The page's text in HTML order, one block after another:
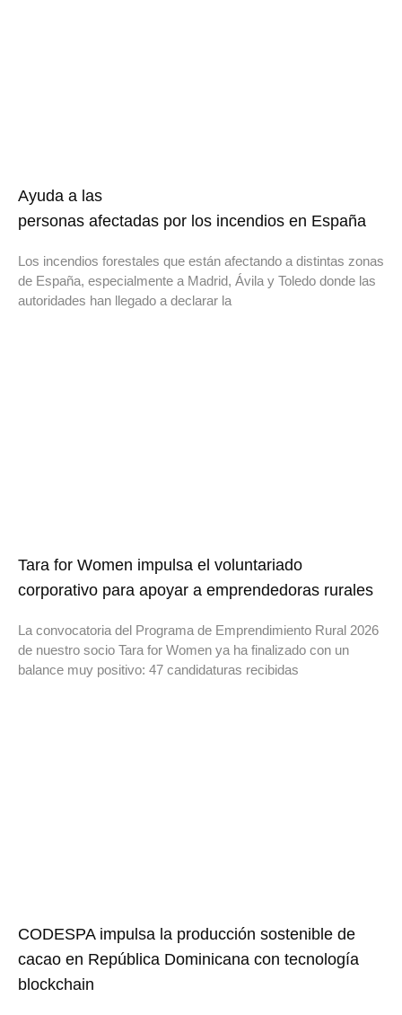
Ayuda a las
personas afectadas por los incendios en España
Los incendios forestales que están afectando a distintas zonas
de España, especialmente a Madrid, Ávila y Toledo donde las
autoridades han llegado a declarar la
Tara for Women impulsa el voluntariado
corporativo para apoyar a emprendedoras rurales
La convocatoria del Programa de Emprendimiento Rural 2026
de nuestro socio Tara for Women ya ha finalizado con un
balance muy positivo: 47 candidaturas recibidas
CODESPA impulsa la producción sostenible de
cacao en República Dominicana con tecnología
blockchain